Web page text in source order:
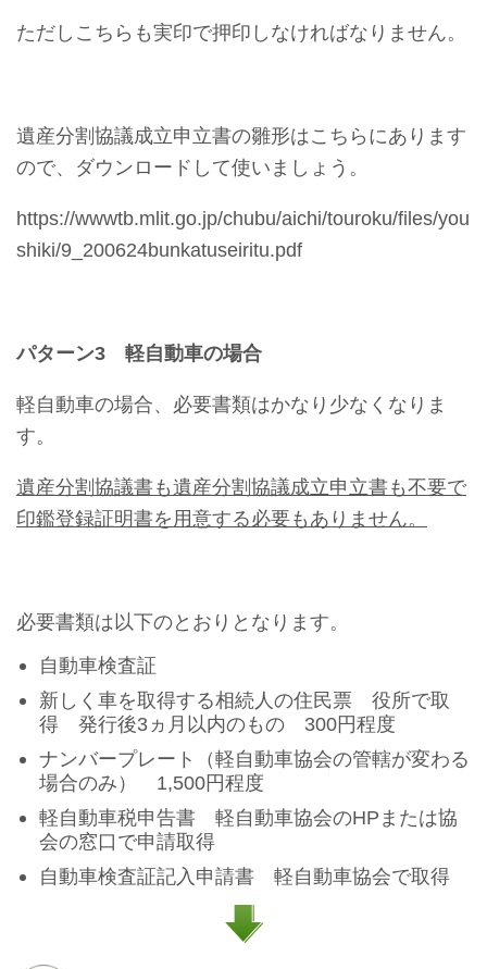
ただしこちらも実印で押印しなければなりません。
遺産分割協議成立申立書の雛形はこちらにあります
ので、ダウンロードして使いましょう。
https://wwwtb.mlit.go.jp/chubu/aichi/touroku/files/you
shiki/9_200624bunkatuseiritu.pdf
パターン3 軽自動車の場合
軽自動車の場合、必要書類はかなり少なくなりま
す。
遺産分割協議書も遺産分割協議成立申立書も不要で
印鑑登録証明書を用意する必要もありません。
必要書類は以下のとおりとなります。
自動車検査証
新しく車を取得する相続人の住民票 役所で取
得 発行後3ヵ月以内のもの 300円程度
ナンバープレート（軽自動車協会の管轄が変わる
場合のみ） 1,500円程度
軽自動車税申告書 軽自動車協会のHPまたは協
会の窓口で申請取得
自動車検査証記入申請書 軽自動車協会で取得